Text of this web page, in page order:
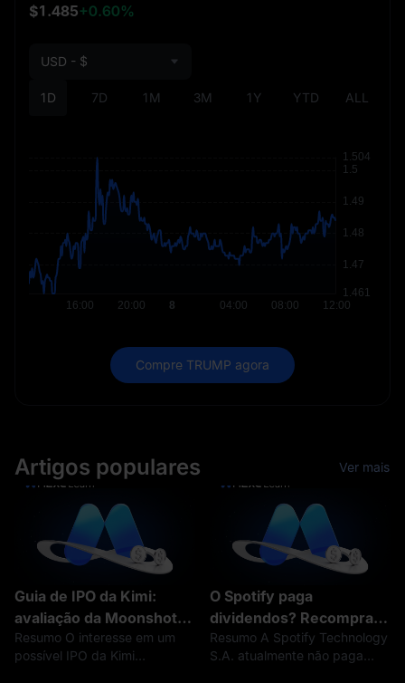
$1.485+0.60%
1D 7D 1M 3M 1Y YTD ALL
USD - $
Compre TRUMP agora
Artigos populares Ver mais
Guia de IPO da Kimi:
avaliação da Moonshot
AI, financiamento,
investidores e possível
Resumo O interesse em um
possível IPO da Kimi
O Spotify paga
dividendos? Recompras
de SPOT, alocação de
capital e tratamento de
Resumo A Spotify Technology
S.A. atualmente não paga